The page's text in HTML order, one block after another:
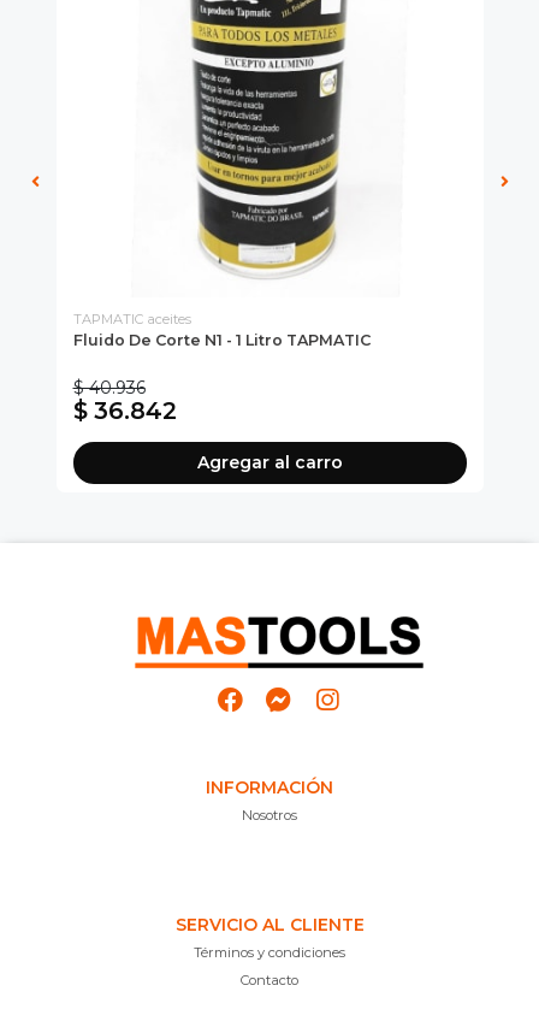
TAPMATIC aceites
Fluido De Corte N1 - 1 Litro TAPMATIC
$ 40.936
$ 36.842
Agregar al carro
INFORMACIÓN
Nosotros
SERVICIO AL CLIENTE
Términos y condiciones
Contacto